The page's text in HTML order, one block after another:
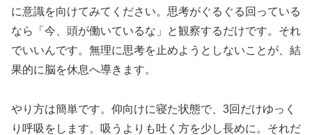
に意識を向けてみてください。思考がぐるぐる回っている
なら「今、頭が働いているな」と観察するだけです。それ
でいいんです。無理に思考を止めようとしないことが、結
果的に脳を休息へ導きます。
やり方は簡単です。仰向けに寝た状態で、3回だけゆっく
り呼吸をします。吸うよりも吐く方を少し長めに。それだ